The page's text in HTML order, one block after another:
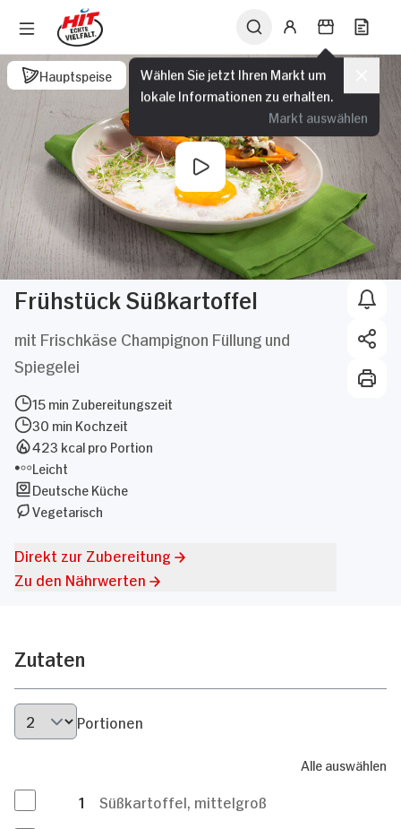
Wählen Sie jetzt Ihren Markt um
lokale Informationen zu erhalten.
Markt auswählen
Hauptspeise
Frühstück Süßkartoffel
mit Frischkäse Champignon Füllung und
Spiegelei
15 min Zubereitungszeit
30 min Kochzeit
423 kcal pro Portion
Leicht
Deutsche Küche
Vegetarisch
Direkt zur Zubereitung
Zu den Nährwerten
Zutaten
Portionen
Alle auswählen
1
Süßkartoffel, mittelgroß